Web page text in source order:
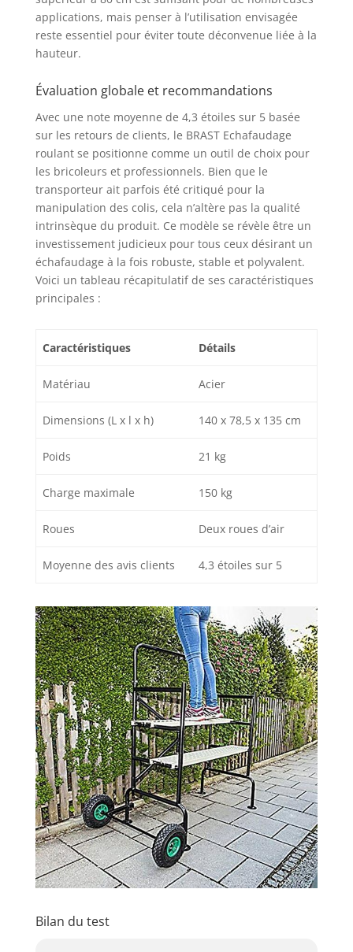
applications, mais penser à l’utilisation envisagée
reste essentiel pour éviter toute déconvenue liée à la
hauteur.
Évaluation globale et recommandations
Avec une note moyenne de 4,3 étoiles sur 5 basée
sur les retours de clients, le BRAST Echafaudage
roulant se positionne comme un outil de choix pour
les bricoleurs et professionnels. Bien que le
transporteur ait parfois été critiqué pour la
manipulation des colis, cela n’altère pas la qualité
intrinsèque du produit. Ce modèle se révèle être un
investissement judicieux pour tous ceux désirant un
échafaudage à la fois robuste, stable et polyvalent.
Voici un tableau récapitulatif de ses caractéristiques
principales :
Caractéristiques Détails
Matériau Acier
Dimensions (L x l x h) 140 x 78,5 x 135 cm
Poids 21 kg
Charge maximale 150 kg
Roues Deux roues d’air
Moyenne des avis clients 4,3 étoiles sur 5
Bilan du test